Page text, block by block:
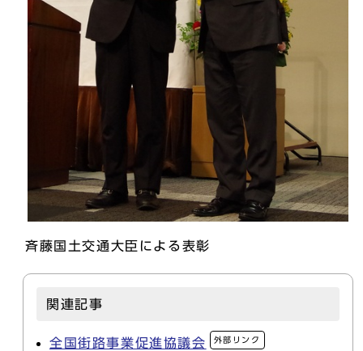
斉藤国土交通大臣による表彰
関連記事
全国街路事業促進協議会 外部リンク